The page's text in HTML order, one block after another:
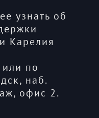
узнать об
Карелия
или по
наб.
офис 2.